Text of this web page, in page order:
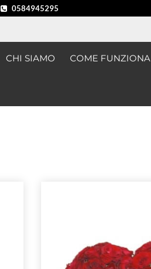
0584945295
CHI SIAMO COME FUNZIONA